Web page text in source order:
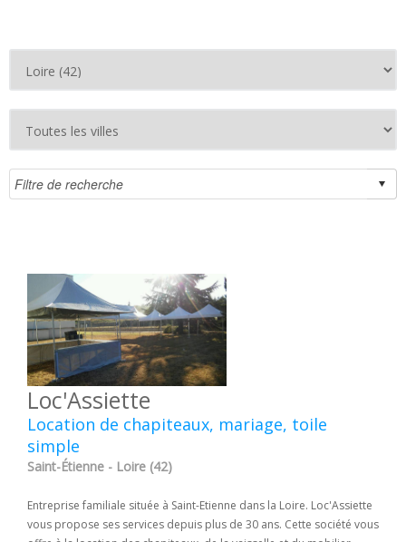
Loc'Assiette
Location de chapiteaux, mariage, toile
simple
Saint-Étienne - Loire (42)
Entreprise familiale située à Saint-Etienne dans la Loire. Loc'Assiette
vous propose ses services depuis plus de 30 ans. Cette société vous